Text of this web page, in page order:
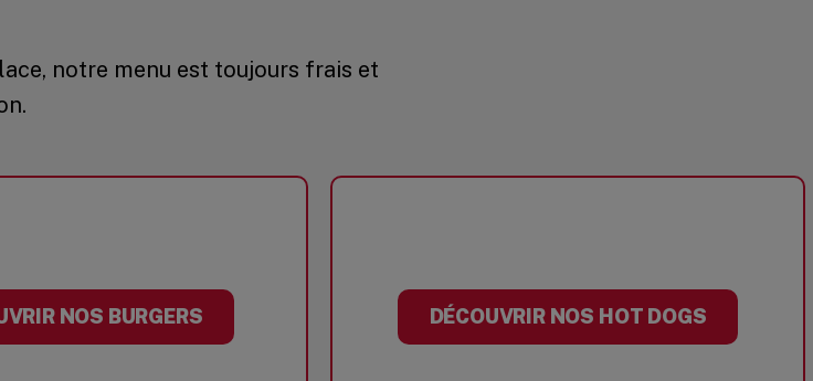
notre menu est toujours frais et
NOS BURGERS DÉCOUVRIR NOS HOT DOGS